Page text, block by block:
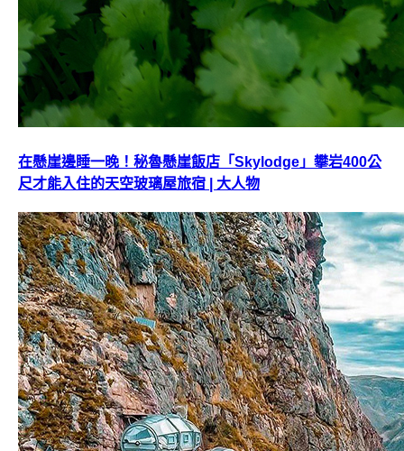
在懸崖邊睡一晚！秘魯懸崖飯店「Skylodge」攀岩400公
尺才能入住的天空玻璃屋旅宿 | 大人物